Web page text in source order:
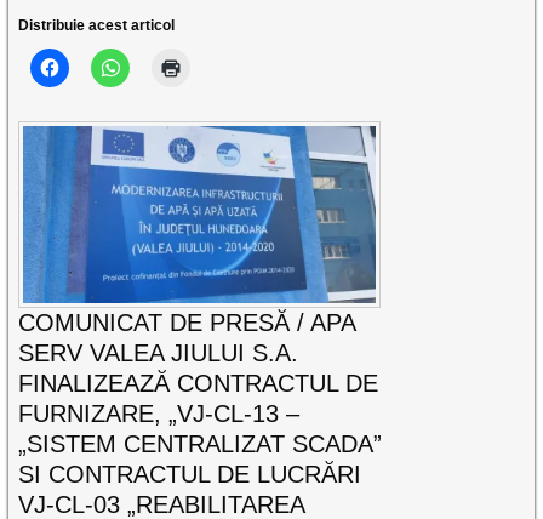
Distribuie acest articol
COMUNICAT DE PRESĂ / APA
SERV VALEA JIULUI S.A.
FINALIZEAZĂ CONTRACTUL DE
FURNIZARE, „VJ-CL-13 –
„SISTEM CENTRALIZAT SCADA”
SI CONTRACTUL DE LUCRĂRI
VJ-CL-03 „REABILITAREA